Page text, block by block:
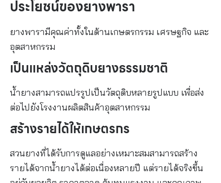
ประโยชน์ของยางพารา
ยางพารามีคุณค่าทั้งในด้านเกษตรกรรม เศรษฐกิจ และ
อุตสาหกรรม
เป็นแหล่งวัตถุดิบยางธรรมชาติ
น้ำยางสามารถแปรรูปเป็นวัตถุดิบหลายรูปแบบ เพื่อส่ง
ต่อไปยังโรงงานผลิตสินค้าอุตสาหกรรม
สร้างรายได้ให้เกษตรกร
สวนยางที่ได้รับการดูแลอย่างเหมาะสมสามารถสร้าง
รายได้จากน้ำยางได้ต่อเนื่องหลายปี แต่รายได้จริงขึ้น